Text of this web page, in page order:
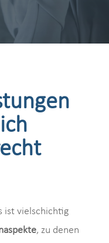
ist vielschichtig
, zu denen